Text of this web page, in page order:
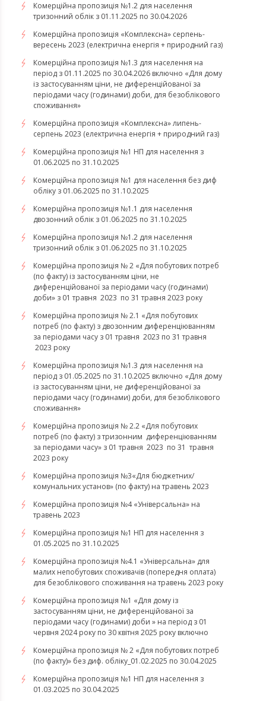
Комерційна пропозиція №1.2 для населення
тризонний облік з 01.11.2025 по 30.04.2026
​​​​​​​Комерційна пропозиція «Комплексна» серпень-
вересень 2023 (електрична енергія + природний газ)
Комерційна пропозиція №1.3 для населення на
період з 01.11.2025 по 30.04.2026 включно «Для дому
із застосуванням ціни, не диференційованої за
періодами часу (годинами) доби, для безоблікового
споживання»
​​​​​​​Комерційна пропозиція «Комплексна» липень-
серпень 2023 (електрична енергія + природний газ)
Комерційна пропозиція №1 НП для населення з
01.06.2025 по 31.10.2025
Комерційна пропозиція №1 для населення без диф
обліку з 01.06.2025 по 31.10.2025
Комерційна пропозиція №1.1 для населення
двозонний облік з 01.06.2025 по 31.10.2025
Комерційна пропозиція №1.2 для населення
тризонний облік з 01.06.2025 по 31.10.2025
Комерційна пропозиція № 2 «Для побутових потреб
(по факту) із застосуванням ціни, не
диференційованої за періодами часу (годинами)
доби» з 01 травня 2023 по 31 травня 2023 року
Комерційна пропозиція № 2.1 «Для побутових
потреб (по факту) з двозонним диференціюванням
за періодами часу з 01 травня 2023 по 31 травня
2023 року
Комерційна пропозиція №1.3 для населення на
період з 01.05.2025 по 31.10.2025 включно «Для дому
із застосуванням ціни, не диференційованої за
періодами часу (годинами) доби, для безоблікового
споживання»
Комерційна пропозиція № 2.2 «Для побутових
потреб (по факту) з тризонним диференціюванням
за періодами часу» з 01 травня 2023 по 31 травня
2023 року
​​​​​​​Комерційна пропозиція №3«Для бюджетних/
комунальних установ» (по факту) на травень 2023
Комерційна пропозиція №4 «Універсальна» на
травень 2023
Комерційна пропозиція №1 НП для населення з
01.05.2025 по 31.10.2025
Комерційна пропозиція №4.1 «Універсальна» для
малих непобутових споживачів (попередня оплата)
для безоблікового споживання на травень 2023 року
Комерційна пропозиція №1 «Для дому із
застосуванням ціни, не диференційованої за
періодами часу (годинами) доби » на період з 01
червня 2024 року по 30 квітня 2025 року включно
Комерційна пропозиція № 2 «Для побутових потреб
(по факту)» без диф. обліку_01.02.2025 по 30.04.2025
Комерційна пропозиція №1 НП для населення з
01.03.2025 по 30.04.2025